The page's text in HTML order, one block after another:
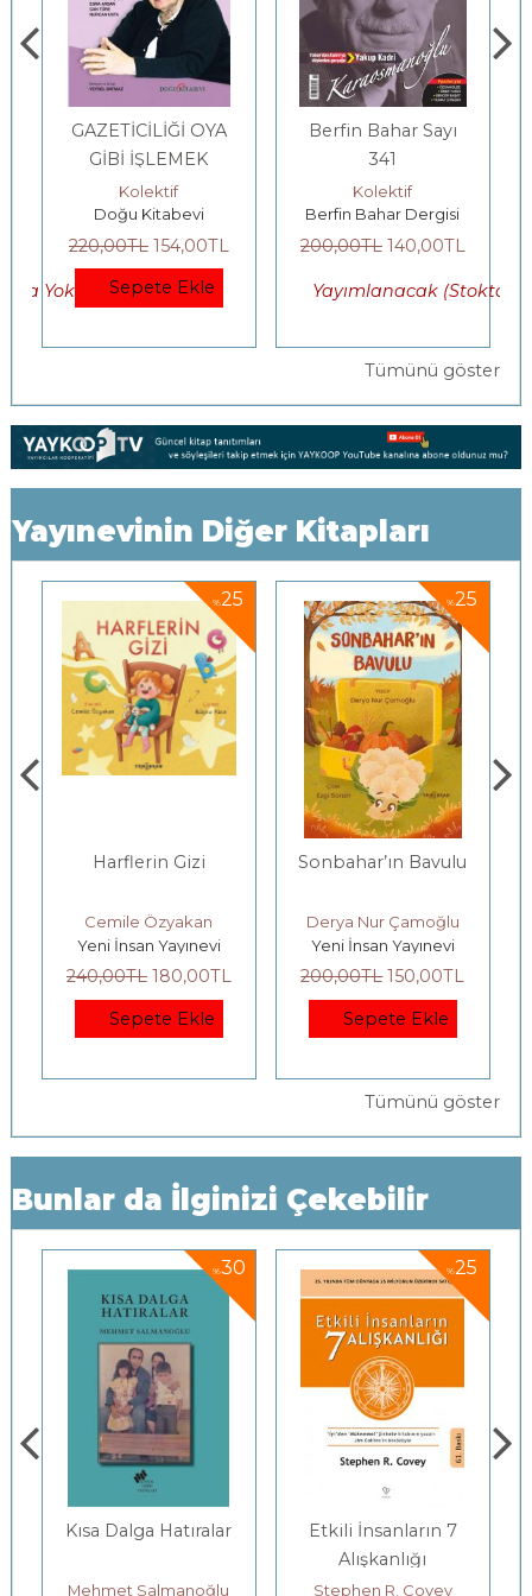
Yok)
GAZETİCİLİĞİ OYA
GİBİ İŞLEMEK
Kolektif
Doğu Kitabevi
220,00TL 154,00TL
Sepete Ekle
Berfin Bahar Sayı
341
Kolektif
Berfin Bahar Dergisi
200,00TL 140,00TL
Yayımlanacak (Stokta
Tümünü göster
Yayınevinin Diğer Kitapları
%25
Harflerin Gizi
Cemile Özyakan
Yeni İnsan Yayınevi
240,00TL 180,00TL
Sepete Ekle
%25
Sonbahar’ın Bavulu
Derya Nur Çamoğlu
Yeni İnsan Yayınevi
200,00TL 150,00TL
Sepete Ekle
Tümünü göster
Bunlar da İlginizi Çekebilir
%30
Kısa Dalga Hatıralar
Mehmet Salmanoğlu
%25
Etkili İnsanların 7
Alışkanlığı
Stephen R. Covey